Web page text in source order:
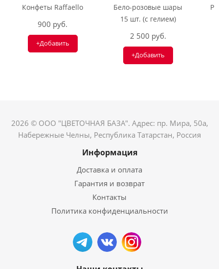
Конфеты Raffaello
900 руб.
+Добавить
Бело-розовые шары
15 шт. (с гелием)
2 500 руб.
+Добавить
2026 © ООО "ЦВЕТОЧНАЯ БАЗА". Адрес: пр. Мира, 50а,
Набережные Челны, Республика Татарстан, Россия
Информация
Доставка и оплата
Гарантия и возврат
Контакты
Политика конфиденциальности